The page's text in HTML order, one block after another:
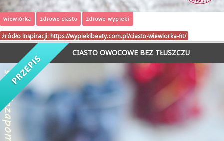
wiewiórka zdrowe ciasto zdrowe wypieki
źródło inspiracji: https://wypiekibeaty.com.pl/ciasto-wiewiorka-fit/
CIASTO OWOCOWE BEZ TŁUSZCZU